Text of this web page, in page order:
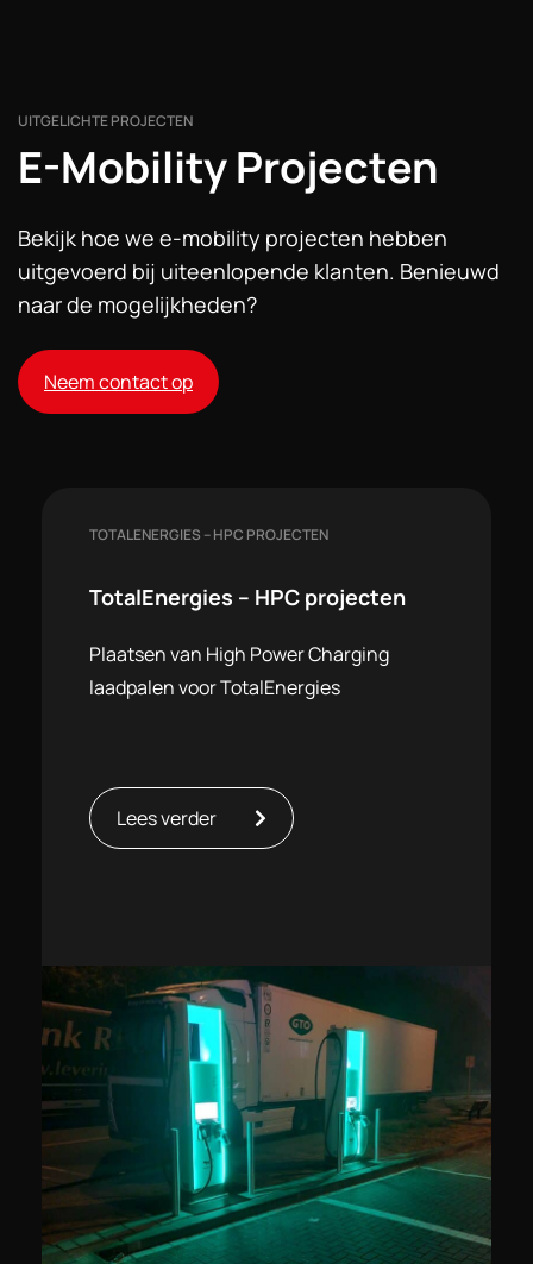
UITGELICHTE PROJECTEN
E-Mobility Projecten
Bekijk hoe we e-mobility projecten hebben
uitgevoerd bij uiteenlopende klanten. Benieuwd
naar de mogelijkheden?
Neem contact op
TOTALENERGIES – HPC PROJECTEN
TotalEnergies – HPC projecten
Plaatsen van High Power Charging
laadpalen voor TotalEnergies
Lees verder